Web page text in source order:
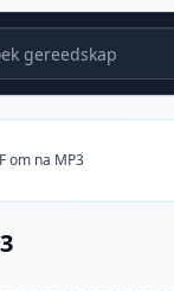
gereedskap
om na MP3